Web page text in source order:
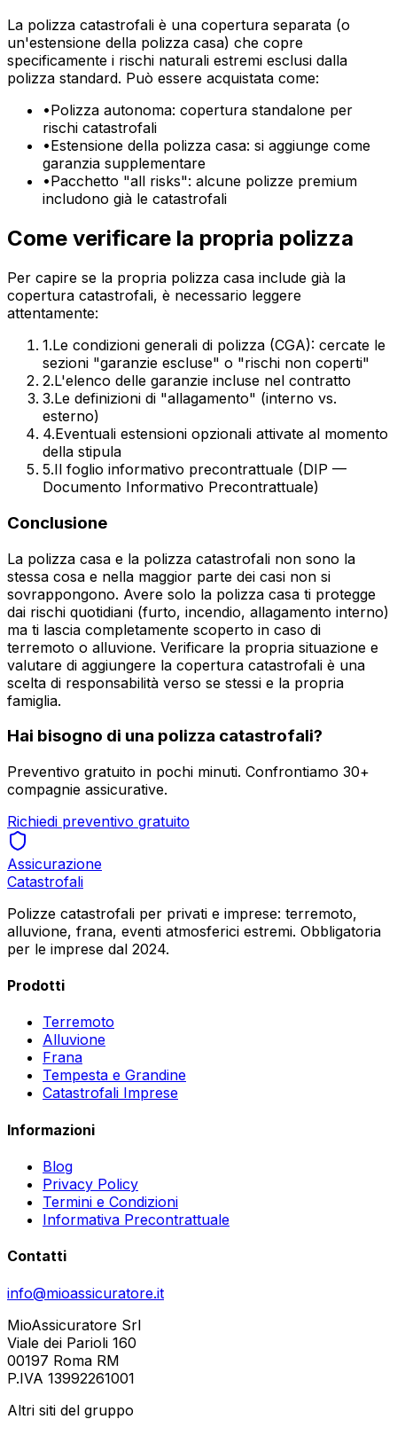
La polizza catastrofali è una copertura separata (o
un'estensione della polizza casa) che copre
specificamente i rischi naturali estremi esclusi dalla
polizza standard. Può essere acquistata come:
•Polizza autonoma: copertura standalone per
rischi catastrofali
•Estensione della polizza casa: si aggiunge come
garanzia supplementare
•Pacchetto "all risks": alcune polizze premium
includono già le catastrofali
Come verificare la propria polizza
Per capire se la propria polizza casa include già la
copertura catastrofali, è necessario leggere
attentamente:
1.Le condizioni generali di polizza (CGA): cercate le
sezioni "garanzie escluse" o "rischi non coperti"
2.L'elenco delle garanzie incluse nel contratto
3.Le definizioni di "allagamento" (interno vs.
esterno)
4.Eventuali estensioni opzionali attivate al momento
della stipula
5.Il foglio informativo precontrattuale (DIP —
Documento Informativo Precontrattuale)
Conclusione
La polizza casa e la polizza catastrofali non sono la
stessa cosa e nella maggior parte dei casi non si
sovrappongono. Avere solo la polizza casa ti protegge
dai rischi quotidiani (furto, incendio, allagamento interno)
ma ti lascia completamente scoperto in caso di
terremoto o alluvione. Verificare la propria situazione e
valutare di aggiungere la copertura catastrofali è una
scelta di responsabilità verso se stessi e la propria
famiglia.
Hai bisogno di una polizza catastrofali?
Preventivo gratuito in pochi minuti. Confrontiamo 30+
compagnie assicurative.
Richiedi preventivo gratuito
Assicurazione
Catastrofali
Polizze catastrofali per privati e imprese: terremoto,
alluvione, frana, eventi atmosferici estremi. Obbligatoria
per le imprese dal 2024.
Prodotti
Terremoto
Alluvione
Frana
Tempesta e Grandine
Catastrofali Imprese
Informazioni
Blog
Privacy Policy
Termini e Condizioni
Informativa Precontrattuale
Contatti
info@mioassicuratore.it
MioAssicuratore Srl
Viale dei Parioli 160
00197 Roma RM
P.IVA 13992261001
Altri siti del gruppo